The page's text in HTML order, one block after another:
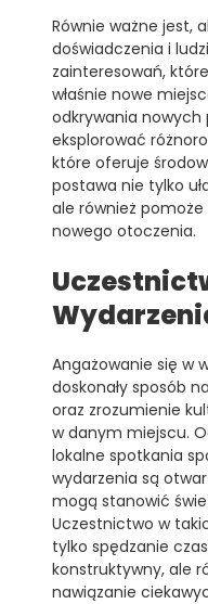
Równie ważne jest,
doświadczenia i
zainteresowań,
właśnie nowe
odkrywania nowych
eksplorować
które oferuje
postawa nie tylko
ale również
nowego otoczenia.
Angażowanie się w
doskonały sposób
oraz zrozumienie
w danym miejscu.
lokalne spotkania
wydarzenia są
mogą stanowić
Uczestnictwo w
tylko spędzanie
konstruktywny, ale
nawiązanie